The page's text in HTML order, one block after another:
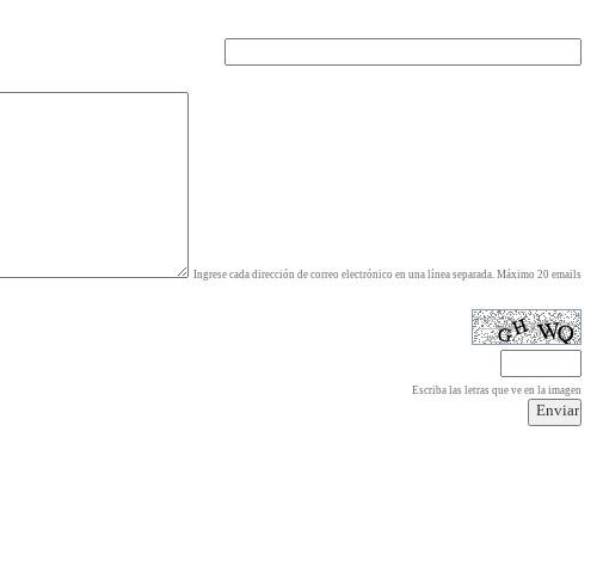
Ingrese cada dirección de correo electrónico en una línea separada. Máximo 20 emails
Escriba las letras que ve en la imagen